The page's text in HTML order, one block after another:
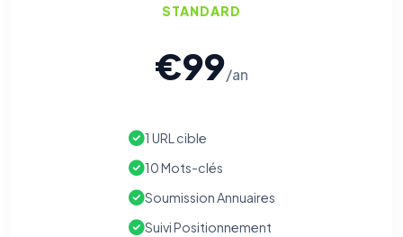
STANDARD
€99/an
1 URL cible
10 Mots-clés
Soumission Annuaires
Suivi Positionnement